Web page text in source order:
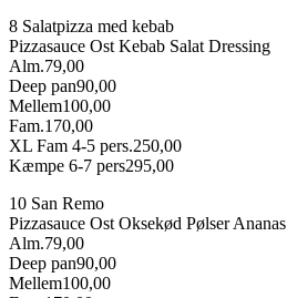
8 Salatpizza med kebab
Pizzasauce OstKebab SalatDressing
Alm.79,00
Deep pan90,00
Mellem100,00
Fam.170,00
XL Fam 4-5 pers.250,00
Kæmpe 6-7 pers295,00
10 San Remo
Pizzasauce OstOksekød PølserAnanas
Alm.79,00
Deep pan90,00
Mellem100,00